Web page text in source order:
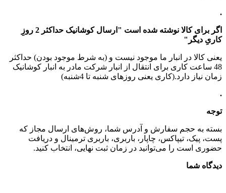
.
اگر برای کالا نوشته شده است "ارسال کوشانیک حداکثر 2 روزِ
کاریِ دیگر"
یعنی کالا در انبار ما موجود نیست و (به شرط موجود بودن) حداکثر
48 ساعت کاری برای انتقال از انبار شرکت مادر به انبار کوشانیک
زمان نیاز دارد.(کاری یعنی روزهای شنبه تا 4شنبه)
.
توجه
بسته به حجم سفارش و آدرس شما، روش‌های ارسال مجاز که
پست، پیک، تیپاکس، چاپار، باربری، باربری ترمینال و دریافت
حضوری است را می‌توانید در زمان ثبت نهایی، انتخاب کنید.
دیدگاه شما